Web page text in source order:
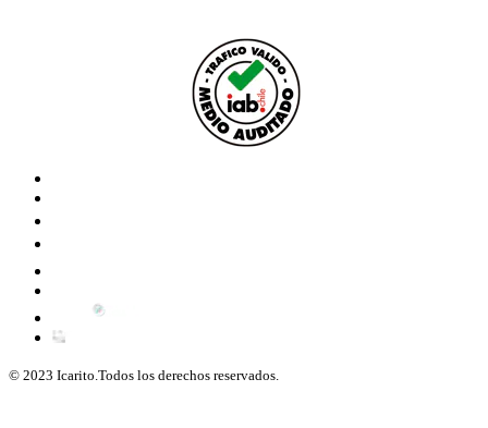
© 2023 Icarito.Todos los derechos reservados.